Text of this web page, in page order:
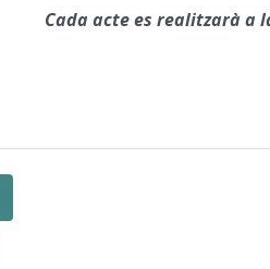
Cada acte es realitzarà a